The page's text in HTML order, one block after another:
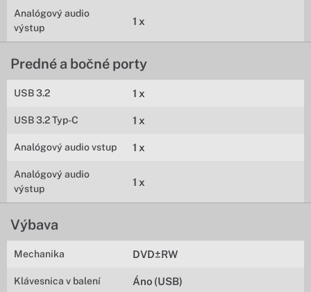
Analógový audio
výstup
1 x
Predné a bočné porty
USB 3.2 1 x
USB 3.2 Typ-C 1 x
Analógový audio vstup 1 x
Analógový audio
výstup
1 x
Výbava
Mechanika DVD±RW
Klávesnica v balení Áno (USB)